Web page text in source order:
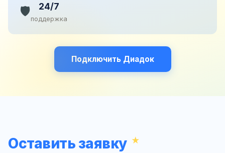
🛡️ 24/7
поддержка
Подключить Диадок
Оставить заявку